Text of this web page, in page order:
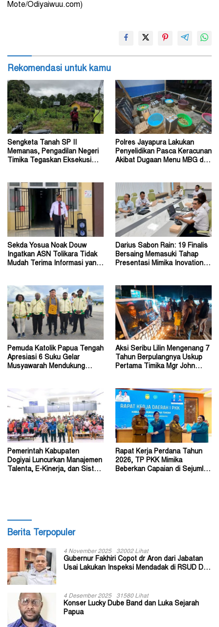
Mote/Odiyaiwuu.com)
Rekomendasi untuk kamu
Sengketa Tanah SP II
Memanas, Pengadilan Negeri
Timika Tegaskan Eksekusi
Polres Jayapura Lakukan
Penyelidikan Pasca Keracunan
Akibat Dugaan Menu MBG di
Sekda Yosua Noak Douw
Ingatkan ASN Tolikara Tidak
Mudah Terima Informasi yang
Darius Sabon Rain: 19 Finalis
Bersaing Memasuki Tahap
Presentasi Mimika Inovation
Pemuda Katolik Papua Tengah
Apresiasi 6 Suku Gelar
Musyawarah Mendukung
Aksi Seribu Lilin Mengenang 7
Tahun Berpulangnya Uskup
Pertama Timika Mgr John
Pemerintah Kabupaten
Dogiyai Luncurkan Manajemen
Talenta, E-Kinerja, dan Sistem
Rapat Kerja Perdana Tahun
2026, TP PKK Mimika
Beberkan Capaian di Sejumlah
Berita Terpopuler
4 November 2025 32002 Lihat
Gubernur Fakhiri Copot dr Aron dari Jabatan
Usai Lakukan Inspeksi Mendadak di RSUD Dok
4 Desember 2025 31580 Lihat
Konser Lucky Dube Band dan Luka Sejarah
Papua